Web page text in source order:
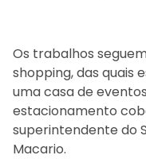
Os trabalhos
shopping, das quais
uma casa de
estacionamento
superintendente do
Macario.